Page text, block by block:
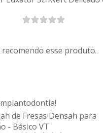
recomendo esse produto.
de Fresas Densah para
- Básico VT